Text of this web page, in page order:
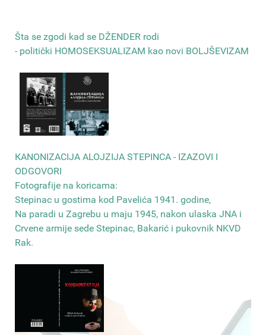
Šta se zgodi kad se DŽENDER rodi
- politički HOMOSEKSUALIZAM kao novi BOLJŠEVIZAM
КANONIZACIJA ALOJZIJA STEPINCA - IZAZOVI I
ODGOVORI
Fotografije na koricama:
Stepinac u gostima kod Pavelića 1941. godine,
Na paradi u Zagrebu u maju 1945, nakon ulaska JNA i
Crvene armije sede Stepinac, Bakarić i pukovnik NKVD
Rak.